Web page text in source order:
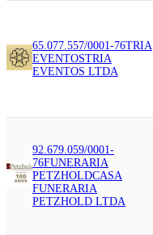
65.077.557/0001-76TRIA
EVENTOSTRIA
EVENTOS LTDA
92.679.059/0001-
76FUNERARIA
PETZHOLDCASA
FUNERARIA
PETZHOLD LTDA